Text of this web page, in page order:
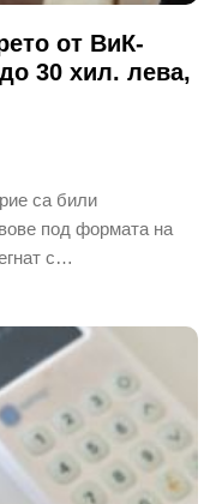
от ВиК-
30 хил. лева,
са били
под формата на
с…